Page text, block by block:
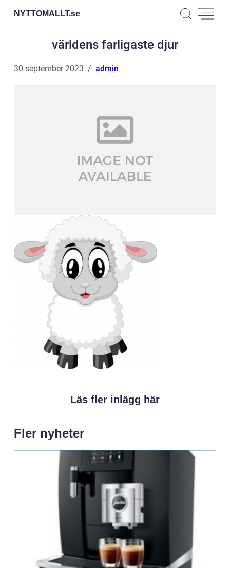
NYTTOMALLT.se
världens farligaste djur
30 september 2023 admin
Läs fler inlägg här
Fler nyheter